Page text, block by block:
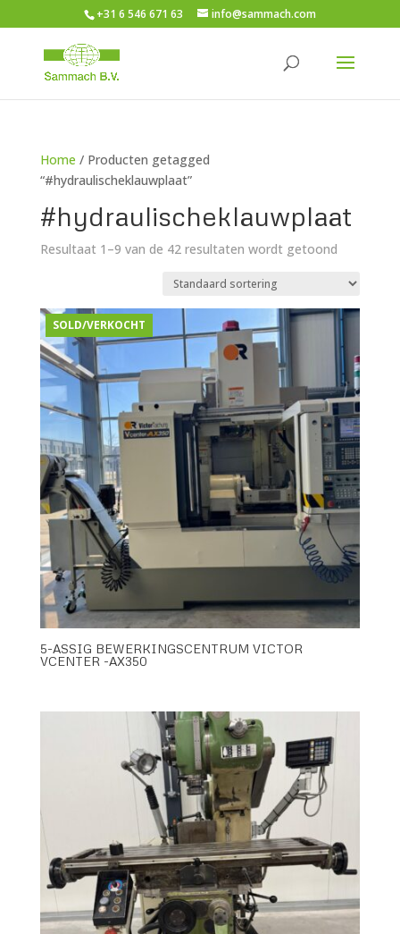
+31 6 546 671 63 info@sammach.com
Home / Producten getagged
“#hydraulischeklauwplaat”
#hydraulischeklauwplaat
Resultaat 1–9 van de 42 resultaten wordt getoond
SOLD/VERKOCHT
5-ASSIG BEWERKINGSCENTRUM VICTOR
VCENTER -AX350